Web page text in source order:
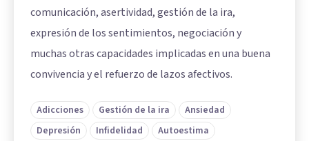
comunicación, asertividad, gestión de la ira,
expresión de los sentimientos, negociación y
muchas otras capacidades implicadas en una buena
convivencia y el refuerzo de lazos afectivos.
Adicciones Gestión de la ira
Ansiedad
Depresión
Infidelidad
Autoestima